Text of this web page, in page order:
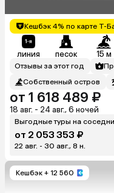
Кешбэк 4% по карте Т-
линия песок 15 м
Отзывы за этот год
Собственный остров
от 1 618 489 ₽
18 авг. - 24 авг., 6 ночей
Выгодные туры на
от 2 053 353 ₽
22 авг. - 30 авг., 8 н.
Кешбэк + 12 560